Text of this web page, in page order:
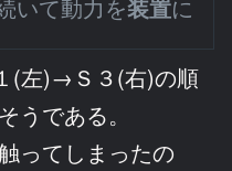
いて動力を装置に
(左)→Ｓ３(右)の順
うである。
ってしまったの